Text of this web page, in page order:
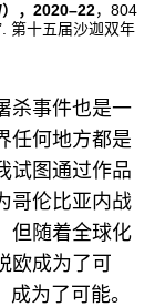
），2020–22，804
第十五届沙迦双年
杀事件也是一
任何地方都是
试图通过作品
哥伦比亚内战
但随着全球化
欧成为了可
为了可能。